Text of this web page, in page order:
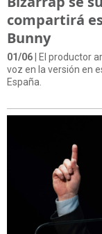
compartirá
Bunny
01/06 | El productor
voz en la versión en
España.